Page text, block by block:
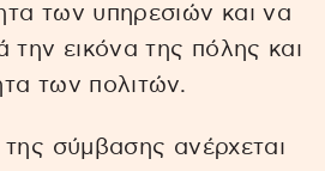
των υπηρεσιών και να
την εικόνα της πόλης και
των πολιτών.
της σύμβασης ανέρχεται